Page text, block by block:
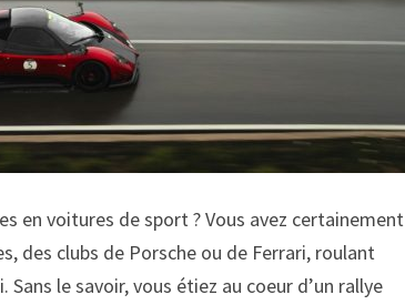
en voitures de sport ? Vous avez certainement
des clubs de Porsche ou de Ferrari, roulant
le savoir, vous étiez au coeur d’un rallye